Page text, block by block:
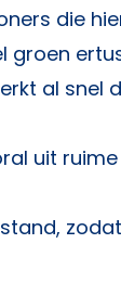
die
groen
al snel
uit